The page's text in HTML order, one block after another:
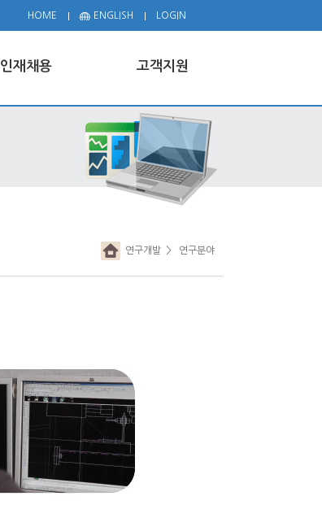
LOGIN
ENGLISH
HOME
인재채용 고객지원
연구개발 > 연구분야